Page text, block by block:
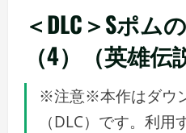
＜DLC＞Sポム
（4）（英雄伝
※注意※本作はダウ
（DLC）です。利